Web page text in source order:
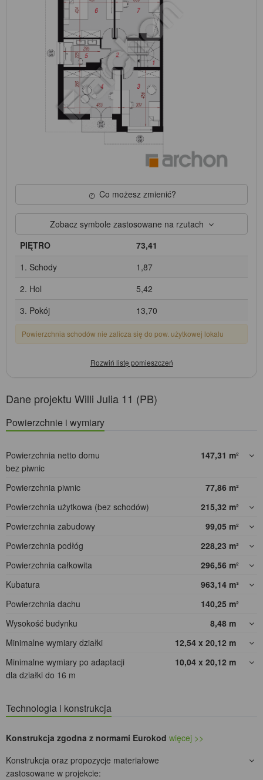
Co możesz zmienić?
Zobacz symbole zastosowane na rzutach
PIĘTRO
73,41
1. Schody
1,87
2. Hol
5,42
3. Pokój
13,70
Powierzchnia schodów nie zalicza się do pow. użytkowej lokalu
Dane projektu Willi Julia 11 (PB)
Powierzchnie i wymiary
Powierzchnia netto domu
bez piwnic
147,31 m²
Powierzchnia piwnic 77,86 m²
Powierzchnia użytkowa (bez schodów)
215,32 m²
Powierzchnia zabudowy
99,05 m²
Powierzchnia podłóg
228,23 m²
Powierzchnia całkowita
296,56 m²
Kubatura
963,14 m³
Powierzchnia dachu
140,25 m²
Wysokość budynku
8,48 m
Minimalne wymiary działki
12,54 x 20,12 m
Minimalne wymiary po adaptacji
dla działki do 16 m
10,04 x 20,12 m
Technologia i konstrukcja
Konstrukcja zgodna z normami Eurokod więcej >>
Konstrukcja oraz propozycje materiałowe
zastosowane w projekcie: